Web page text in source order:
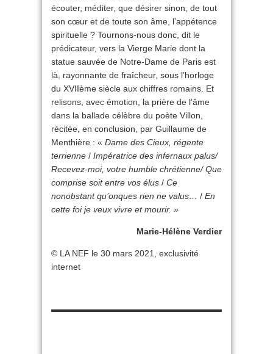
écouter, méditer, que désirer sinon, de tout
son cœur et de toute son âme, l’appétence
spirituelle ? Tournons-nous donc, dit le
prédicateur, vers la Vierge Marie dont la
statue sauvée de Notre-Dame de Paris est
là, rayonnante de fraîcheur, sous l’horloge
du XVIIème siècle aux chiffres romains. Et
relisons, avec émotion, la prière de l’âme
dans la ballade célèbre du poète Villon,
récitée, en conclusion, par Guillaume de
Menthière : « Dame des Cieux, régente
terrienne / Impératrice des infernaux palus/
Recevez-moi, votre humble chrétienne/ Que
comprise soit entre vos élus / Ce
nonobstant qu’onques rien ne valus… / En
cette foi je veux vivre et mourir. »
Marie-Hélène Verdier
© LA NEF le 30 mars 2021, exclusivité
internet